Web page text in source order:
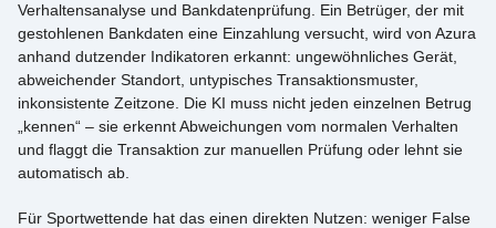
Verhaltensanalyse und Bankdatenprüfung. Ein Betrüger, der mit
gestohlenen Bankdaten eine Einzahlung versucht, wird von Azura
anhand dutzender Indikatoren erkannt: ungewöhnliches Gerät,
abweichender Standort, untypisches Transaktionsmuster,
inkonsistente Zeitzone. Die KI muss nicht jeden einzelnen Betrug
„kennen“ – sie erkennt Abweichungen vom normalen Verhalten
und flaggt die Transaktion zur manuellen Prüfung oder lehnt sie
automatisch ab.
Für Sportwettende hat das einen direkten Nutzen: weniger False